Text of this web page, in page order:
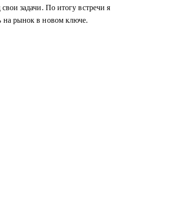
задачи. По итогу встречи я
на рынок в новом ключе.